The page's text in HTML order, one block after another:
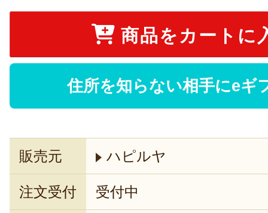
商品をカートに
住所を知らない相手にeギ
販売元 ハピルヤ
注文受付 受付中